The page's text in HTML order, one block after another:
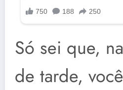
Só sei que,
de tarde,